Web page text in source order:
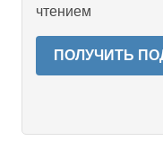
чтением
ПОЛУЧИТЬ